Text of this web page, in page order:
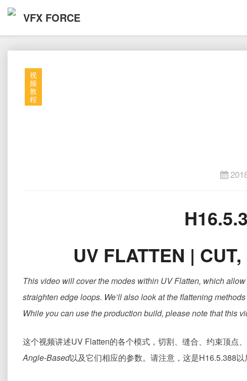
VFX FORCE
视
频
教
程
UV FLATTEN |
This video will cover the modes within UV Flatten, which
straighten edge loops. We’ll also look at the flattening
While you can use the production build, please note that this
这个视频讲述UV Flatten的各个模式，切割、缝合、约束顶点
Angle-Based以及它们相应的参数。请注意，这是H16.5.388以